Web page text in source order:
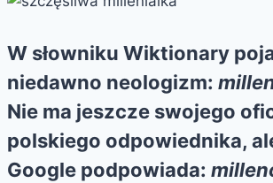
W słowniku Wiktionary
niedawno neologizm:
Nie ma jeszcze swojego
polskiego odpowiednika,
Google podpowiada: